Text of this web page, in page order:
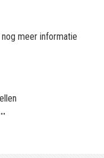
meer informatie